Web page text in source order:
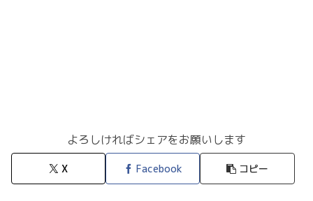
よろしければシェアをお願いします
X Facebook コピー